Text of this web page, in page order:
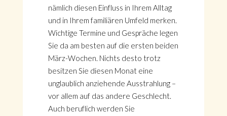
nämlich diesen Einfluss in Ihrem Alltag
und in Ihrem familiären Umfeld merken.
Wichtige Termine und Gespräche legen
Sie da am besten auf die ersten beiden
März-Wochen. Nichts desto trotz
besitzen Sie diesen Monat eine
unglaublich anziehende Ausstrahlung –
vor allem auf das andere Geschlecht.
Auch beruflich werden Sie